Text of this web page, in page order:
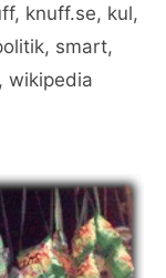
, knuff.se, kul,
, smart,
, wikipedia